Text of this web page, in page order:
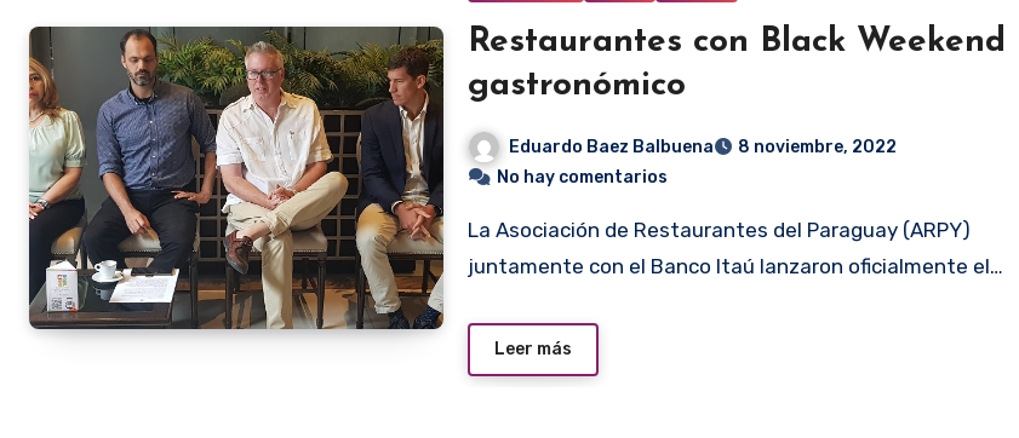
Restaurantes con Black Weekend
gastronómico
Eduardo Baez Balbuena
8 noviembre, 2022
No hay comentarios
La Asociación de Restaurantes del Paraguay (ARPY)
juntamente con el Banco Itaú lanzaron oficialmente el…
Leer más